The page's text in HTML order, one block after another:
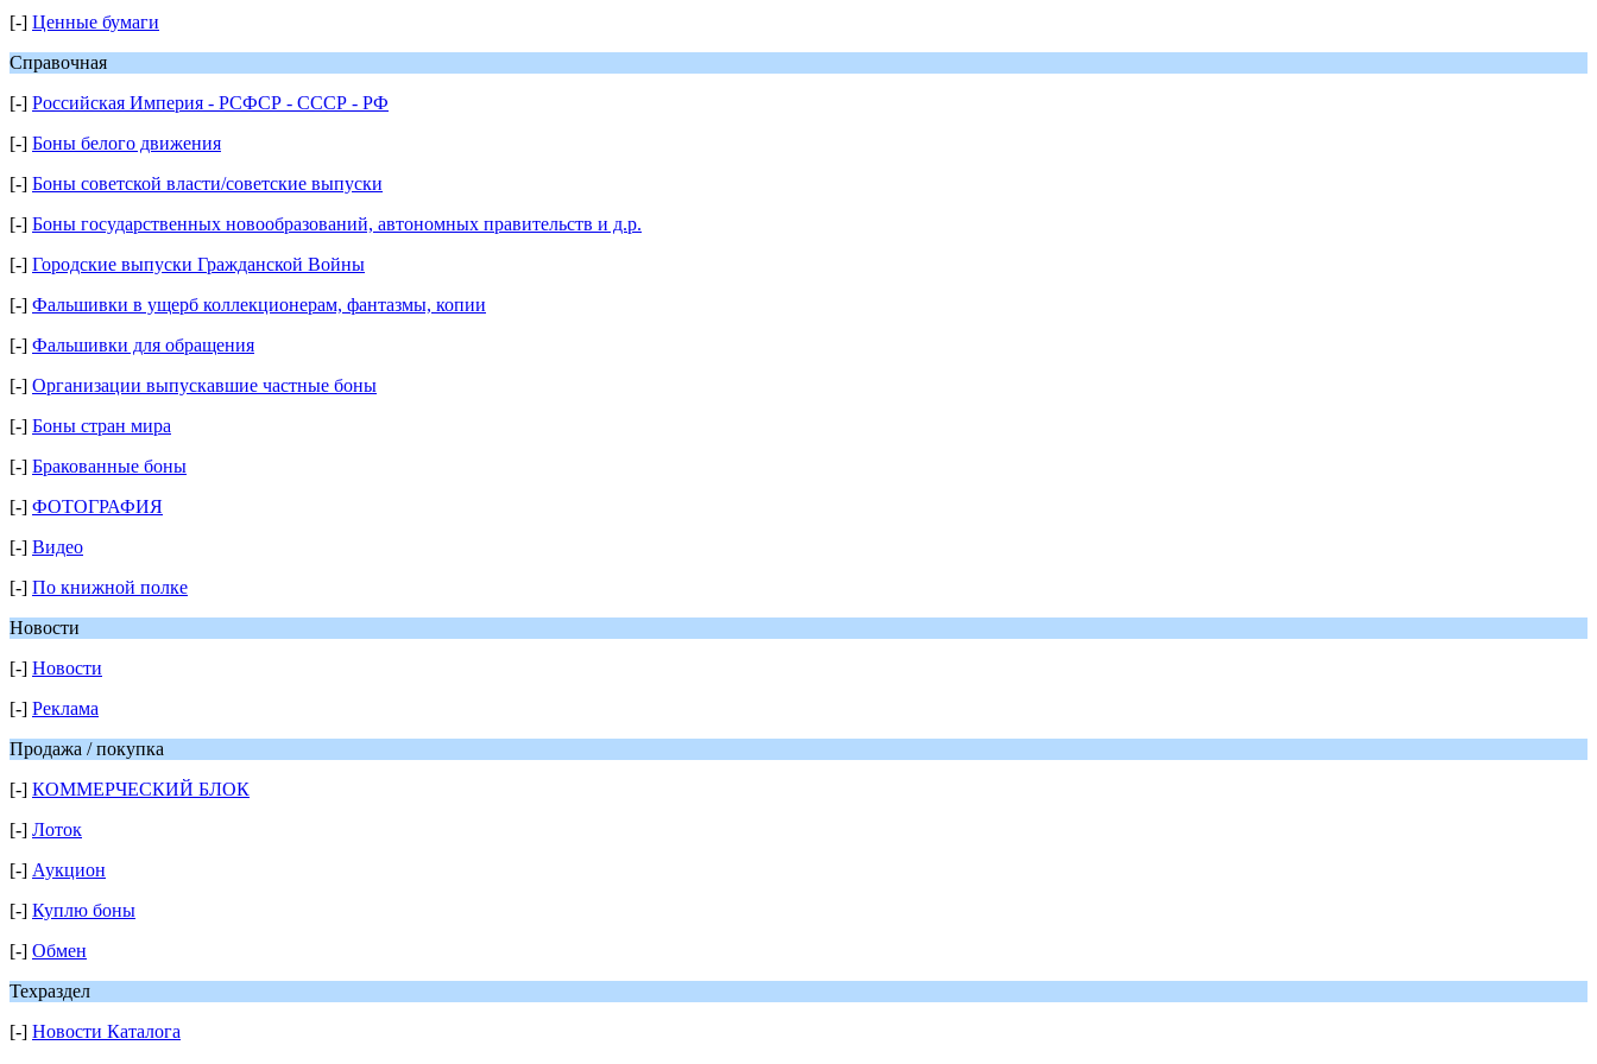
[-] Ценные бумаги
Справочная
[-] Российская Империя - РСФСР - СССР - РФ
[-] Боны белого движения
[-] Боны советской власти/советские выпуски
[-] Боны государственных новообразований, автономных правительств и д.р.
[-] Городские выпуски Гражданской Войны
[-] Фальшивки в ущерб коллекционерам, фантазмы, копии
[-] Фальшивки для обращения
[-] Организации выпускавшие частные боны
[-] Боны стран мира
[-] Бракованные боны
[-] ФОТОГРАФИЯ
[-] Видео
[-] По книжной полке
Новости
[-] Новости
[-] Реклама
Продажа / покупка
[-] КОММЕРЧЕСКИЙ БЛОК
[-] Лоток
[-] Аукцион
[-] Куплю боны
[-] Обмен
Техраздел
[-] Новости Каталога